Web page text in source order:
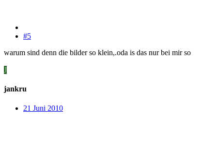
#5
warum sind denn die bilder so klein,.oda is das nur bei mir so
J
jankru
21 Juni 2010